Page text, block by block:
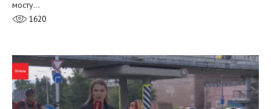
мосту…
1620